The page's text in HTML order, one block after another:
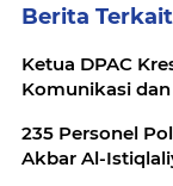
Berita Terkait
Ketua DPAC
Komunikasi
235 Personel
Akbar Al-